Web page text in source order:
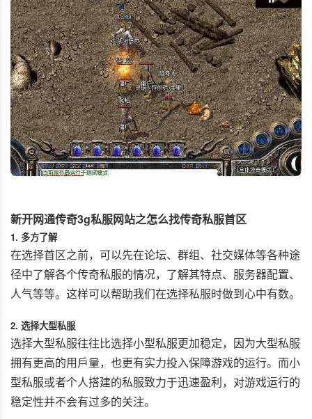
新开网通传奇3g私服网站之怎么找传奇私服首区
1. 多方了解
在选择首区之前，可以先在论坛、群组、社交媒体等各种途
径中了解各个传奇私服的情况，了解其特点、服务器配置、
人气等等。这样可以帮助我们在选择私服时做到心中有数。
2. 选择大型私服
选择大型私服往往比选择小型私服更加稳定，因为大型私服
拥有更高的用戶量，也更有实力投入保障游戏的运行。而小
型私服或者个人搭建的私服致力于迅速盈利，对游戏运行的
稳定性并不会有过多的关注。